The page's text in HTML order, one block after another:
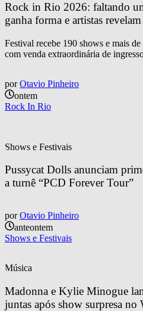
Rock in Rio 2026: faltando
ganha forma e artistas
Festival recebe 190 shows e mais
com venda extraordinária de
por Otavio Pinheiro
ontem
Rock In Rio
Shows e Festivais
Pussycat Dolls anunciam
a turnê “PCD Forever Tour”
por Otavio Pinheiro
anteontem
Shows e Festivais
Música
Madonna e Kylie Minogue
juntas após show surpresa no